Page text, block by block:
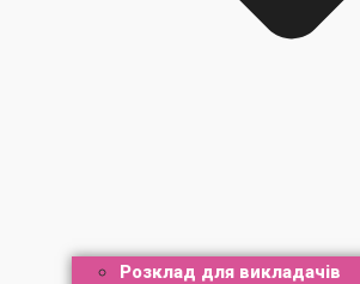
Розклад для викладачів